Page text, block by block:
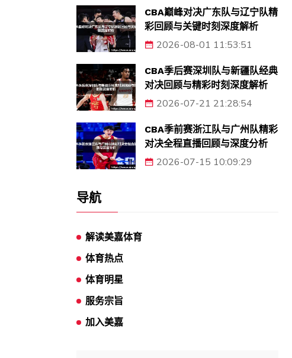
CBA巅峰对决广东队与辽宁队精
彩回顾与关键时刻深度解析
2026-08-01 11:53:51
CBA季后赛深圳队与新疆队经典
对决回顾与精彩时刻深度解析
2026-07-21 21:28:54
CBA季前赛浙江队与广州队精彩
对决全程直播回顾与深度分析
2026-07-15 10:09:29
导航
解读美嘉体育
体育热点
体育明星
服务宗旨
加入美嘉